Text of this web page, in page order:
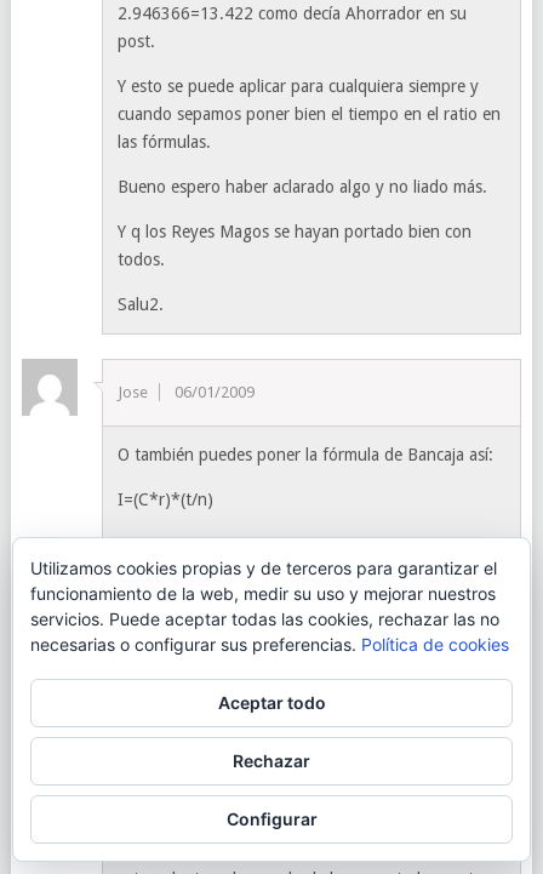
2.946366=13.422 como decía Ahorrador en su
post.
Y esto se puede aplicar para cualquiera siempre y
cuando sepamos poner bien el tiempo en el ratio en
las fórmulas.
Bueno espero haber aclarado algo y no liado más.
Y q los Reyes Magos se hayan portado bien con
todos.
Salu2.
Jose 06/01/2009
O también puedes poner la fórmula de Bancaja así:
I=(C*r)*(t/n)
C=Capital
r=tanto nominal anual en tanto por uno , es decir
0.039285
t=tiempo, por ej. 30 días
n=año comercial, 360 días.
Okidoki…Salu2 a todos.
jrg 07/01/2009
Utilizamos cookies propias y de terceros para garantizar el
funcionamiento de la web, medir su uso y mejorar nuestros
servicios. Puede aceptar todas las cookies, rechazar las no
necesarias o configurar sus preferencias. Política de cookies
Aceptar todo
Rechazar
Configurar